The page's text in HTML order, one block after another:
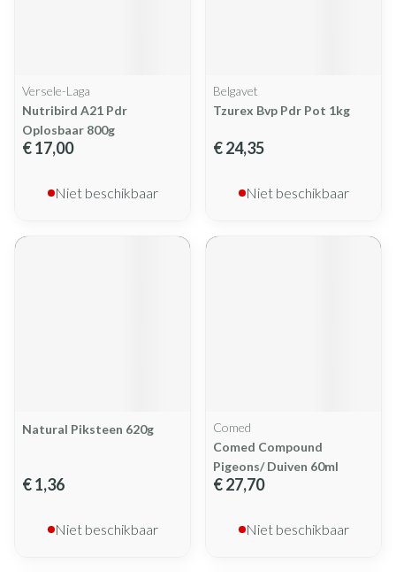
Versele-Laga
Nutribird A21 Pdr
Oplosbaar 800g
€ 17,00
Niet beschikbaar
Belgavet
Tzurex Bvp Pdr Pot 1kg
€ 24,35
Niet beschikbaar
Natural Piksteen 620g
€ 1,36
Niet beschikbaar
Comed
Comed Compound
Pigeons/ Duiven 60ml
€ 27,70
Niet beschikbaar